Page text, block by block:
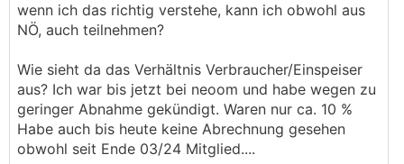
Ich sehe es ebenfalls kritisch, dass die Gebühren
bei geringen Mengen alle Vorteile auffressen. Ich
1. Man kennt ja vorab nicht wirklich die Mengen,
die man ver- oder kaufen wird. So können das
schnell auch überwiegend Gebühren sein.
2. Gerade kleine Verbraucher und Einspeiser
werden übermäßig belastet. Wie wollt ihr damit
wenn ich das richtig verstehe, kann ich obwohl aus
NÖ, auch teilnehmen?
Wie sieht da das Verhältnis Verbraucher/Einspeiser
aus? Ich war bis jetzt bei neoom und habe wegen zu
geringer Abnahme gekündigt. Waren nur ca. 10 %
Habe auch bis heute keine Abrechnung gesehen
obwohl seit Ende 03/24 Mitglied....